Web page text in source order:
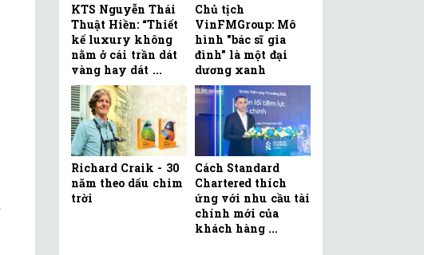
KTS Nguyễn Thái
Thuật Hiền: “Thiết
kế luxury không
nằm ở cái trần dát
vàng hay dát ...
Chủ tịch
VinFMGroup: Mô
hình "bác sĩ gia
đình" là một đại
dương xanh
Richard Craik - 30
năm theo dấu chim
trời
Cách Standard
Chartered thích
ứng với nhu cầu tài
chính mới của
khách hàng ...